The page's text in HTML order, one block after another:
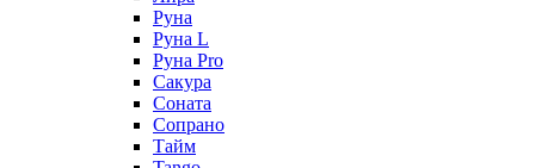
Руна
Руна L
Руна Pro
Сакура
Соната
Сопрано
Тайм